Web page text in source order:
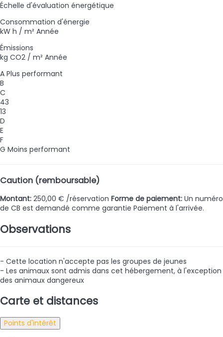
Échelle d'évaluation énergétique
Consommation d'énergie
kW h / m² Année
Émissions
kg CO2 / m² Année
A Plus performant
B
C
43
13
D
E
F
G Moins performant
Caution (remboursable)
Montant: 250,00 € /réservation Forme de paiement: Un numéro
de CB est demandé comme garantie Paiement à l'arrivée.
Observations
- Cette location n'accepte pas les groupes de jeunes
- Les animaux sont admis dans cet hébergement, à l'exception
des animaux dangereux
Carte et distances
Points d'intérêt